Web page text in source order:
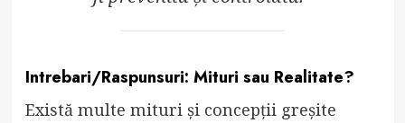
Intrebari/Raspunsuri: Mituri sau Realitate?
Există multe mituri și concepții greșite